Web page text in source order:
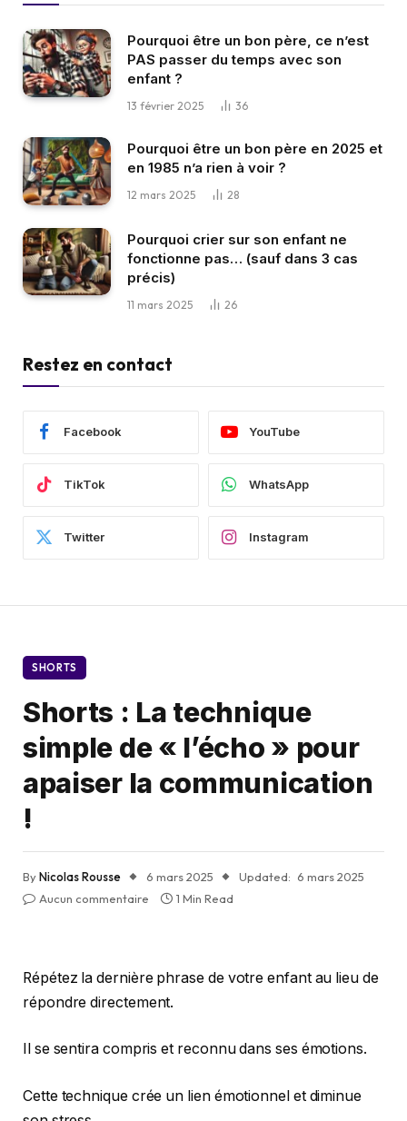
Pourquoi être un bon père, ce n’est
PAS passer du temps avec son
enfant ?
13 février 2025 36
Pourquoi être un bon père en 2025 et
en 1985 n’a rien à voir ?
12 mars 2025 28
Pourquoi crier sur son enfant ne
fonctionne pas… (sauf dans 3 cas
précis)
11 mars 2025 26
Restez en contact
Facebook YouTube
TikTok WhatsApp
Twitter Instagram
SHORTS
Shorts : La technique
simple de « l’écho » pour
apaiser la communication
!
ByNicolas Rousse 6 mars 2025 Updated: 6 mars 2025
Aucun commentaire
1 Min Read
Répétez la dernière phrase de votre enfant au lieu de
répondre directement.
Il se sentira compris et reconnu dans ses émotions.
Cette technique crée un lien émotionnel et diminue